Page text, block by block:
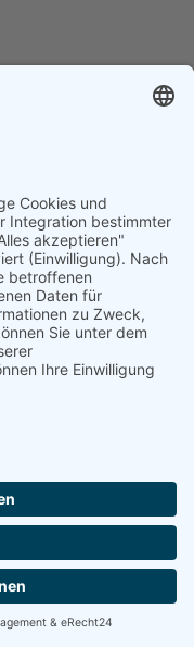
v soukromi